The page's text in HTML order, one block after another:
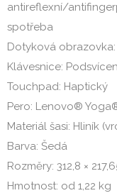
antireflexní/
spotřeba
Dotyková
Klávesnice:
Touchpad: Haptický
Pero: Lenovo®
Materiál šasi: Hliník
Barva: Šedá
Rozměry: 312,8 ×
Hmotnost: od 1,22 kg